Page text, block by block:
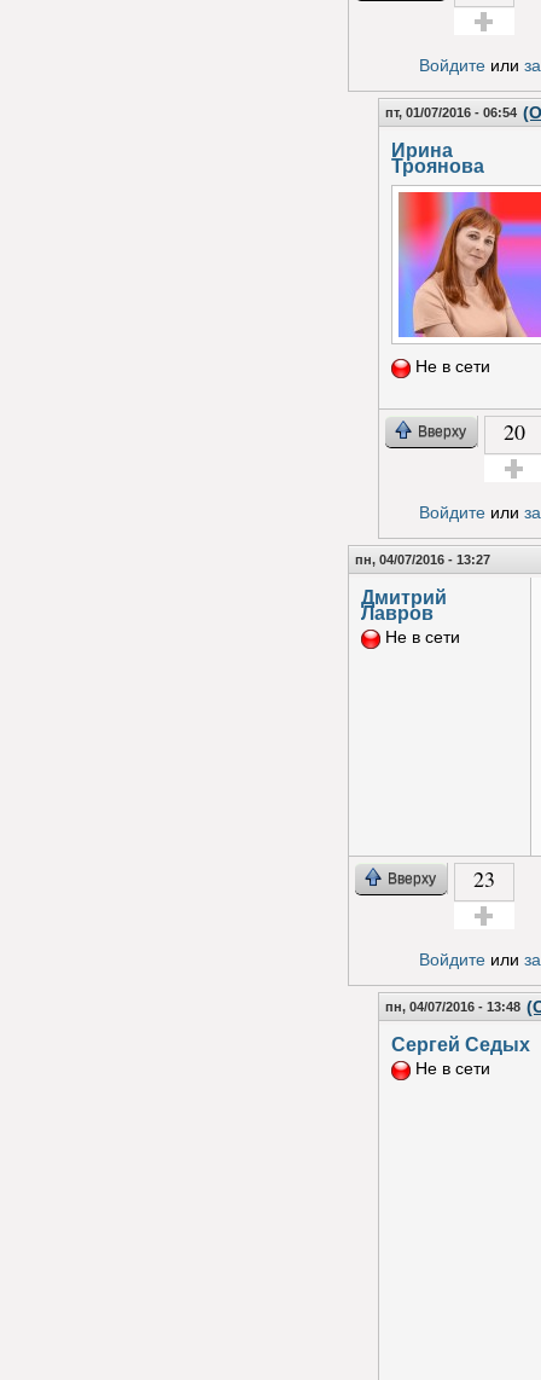
Войдитеили
пт, 01/07/2016 - 06:54
Ирина
Троянова
Не в сети
Вверху 20
Войдитеили
пн, 04/07/2016 - 13:27
Дмитрий
Лавров
Не в сети
Вверху 23
Войдитеили
пн, 04/07/2016 - 13:48
Сергей Седых
Не в сети